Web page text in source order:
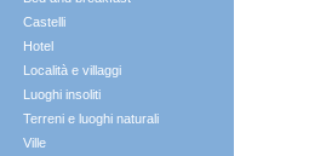
Castelli
Hotel
Località e villaggi
Luoghi insoliti
Terreni e luoghi naturali
Ville